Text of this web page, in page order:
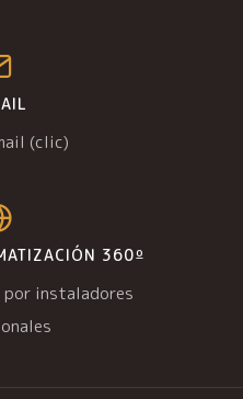
(clic)
360º
instaladores